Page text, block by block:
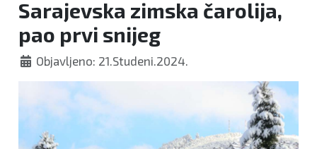
Sarajevska zimska čarolija,
pao prvi snijeg
Objavljeno: 21.Studeni.2024.